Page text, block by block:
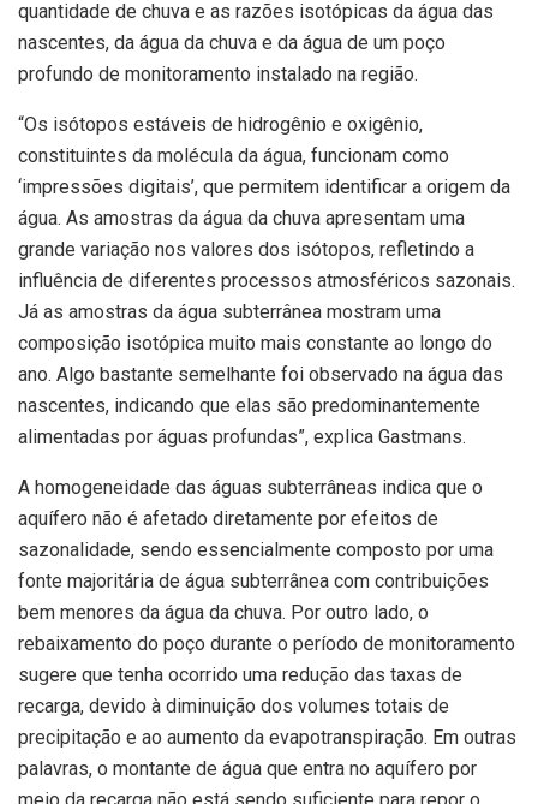
quantidade de chuva e as razões isotópicas da água das
nascentes, da água da chuva e da água de um poço
profundo de monitoramento instalado na região.
“Os isótopos estáveis de hidrogênio e oxigênio,
constituintes da molécula da água, funcionam como
‘impressões digitais’, que permitem identificar a origem da
água. As amostras da água da chuva apresentam uma
grande variação nos valores dos isótopos, refletindo a
influência de diferentes processos atmosféricos sazonais.
Já as amostras da água subterrânea mostram uma
composição isotópica muito mais constante ao longo do
ano. Algo bastante semelhante foi observado na água das
nascentes, indicando que elas são predominantemente
alimentadas por águas profundas”, explica Gastmans.
A homogeneidade das águas subterrâneas indica que o
aquífero não é afetado diretamente por efeitos de
sazonalidade, sendo essencialmente composto por uma
fonte majoritária de água subterrânea com contribuições
bem menores da água da chuva. Por outro lado, o
rebaixamento do poço durante o período de monitoramento
sugere que tenha ocorrido uma redução das taxas de
recarga, devido à diminuição dos volumes totais de
precipitação e ao aumento da evapotranspiração. Em outras
palavras, o montante de água que entra no aquífero por